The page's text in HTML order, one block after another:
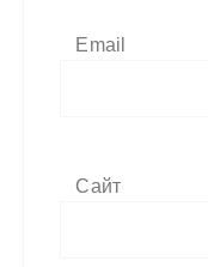
Email
Сайт